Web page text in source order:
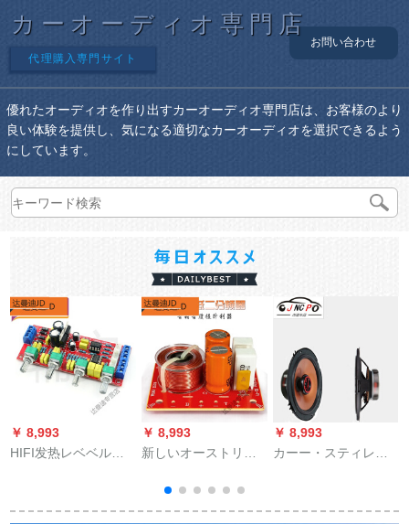
カーオーディオ専門店
代理購入専門サイト
お問い合わせ
優れたオーディオを作り出すカーオーディオ専門店は、お客様のより
良い体験を提供し、気になる適切なカーオーディオを選択できるよう
にしています。
￥ 8,993
HIFI发热レベベルの
机能は前板のバール
￥ 8,993
新しいオーストリア
す。スピカ分周器の
二分周高低2路分周器
￥ 8,993
カーー・スティレオ4
う全周波数中重低音